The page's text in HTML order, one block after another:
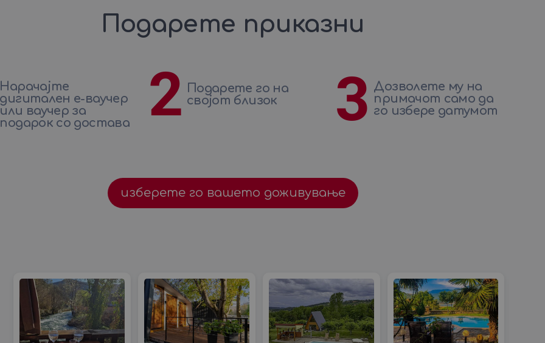
Подарете приказни
Нарачајте
дигитален е-ваучер
или ваучер за
подарок со достава
2 Подарете го на
својот близок
3 Дозволете му на
примачот само да
го избере датумот
изберете го вашето доживување